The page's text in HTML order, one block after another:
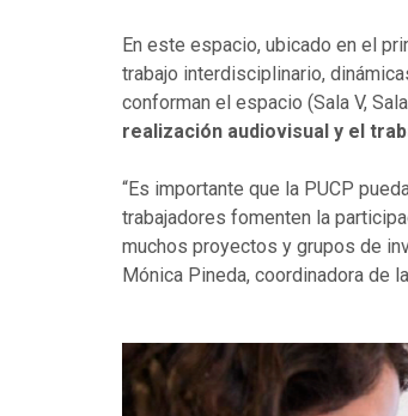
En este espacio, ubicado en el
trabajo interdisciplinario,
conforman el espacio (Sala V,
realización audiovisual y el
“Es importante que la PUCP
trabajadores fomenten la
muchos proyectos y grupos de
Mónica Pineda, coordinadora de